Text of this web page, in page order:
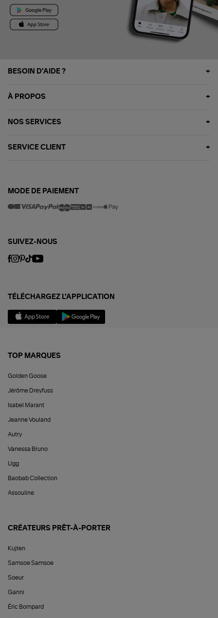
BESOIN D'AIDE ?
À PROPOS
NOS SERVICES
SERVICE CLIENT
MODE DE PAIEMENT
SUIVEZ-NOUS
TÉLÉCHARGEZ L'APPLICATION
TOP MARQUES
Golden Goose
Jérôme Dreyfuss
Isabel Marant
Jeanne Vouland
Autry
Vanessa Bruno
Ugg
Baobab Collection
Assouline
CRÉATEURS PRÊT-À-PORTER
Kujten
Samsoe Samsoe
Soeur
Ganni
Éric Bompard